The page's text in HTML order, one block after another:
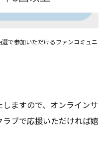
で参加いただけるファンコミュニ
ますので、オンラインサ
ブで応援いただければ嬉